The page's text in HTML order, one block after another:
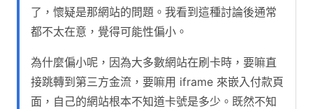
了，懷疑是那網站的問題。我看到這種討論後通常
都不太在意，覺得可能性偏小。
為什麼偏小呢，因為大多數網站在刷卡時，要嘛直
接跳轉到第三方金流，要嘛用 iframe 來嵌入付款頁
面，自己的網站根本不知道卡號是多少。既然不知